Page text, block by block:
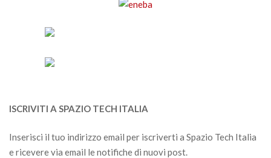
ISCRIVITI A SPAZIO TECH ITALIA
Inserisci il tuo indirizzo email per iscriverti a Spazio Tech Italia
e ricevere via email le notifiche di nuovi post.